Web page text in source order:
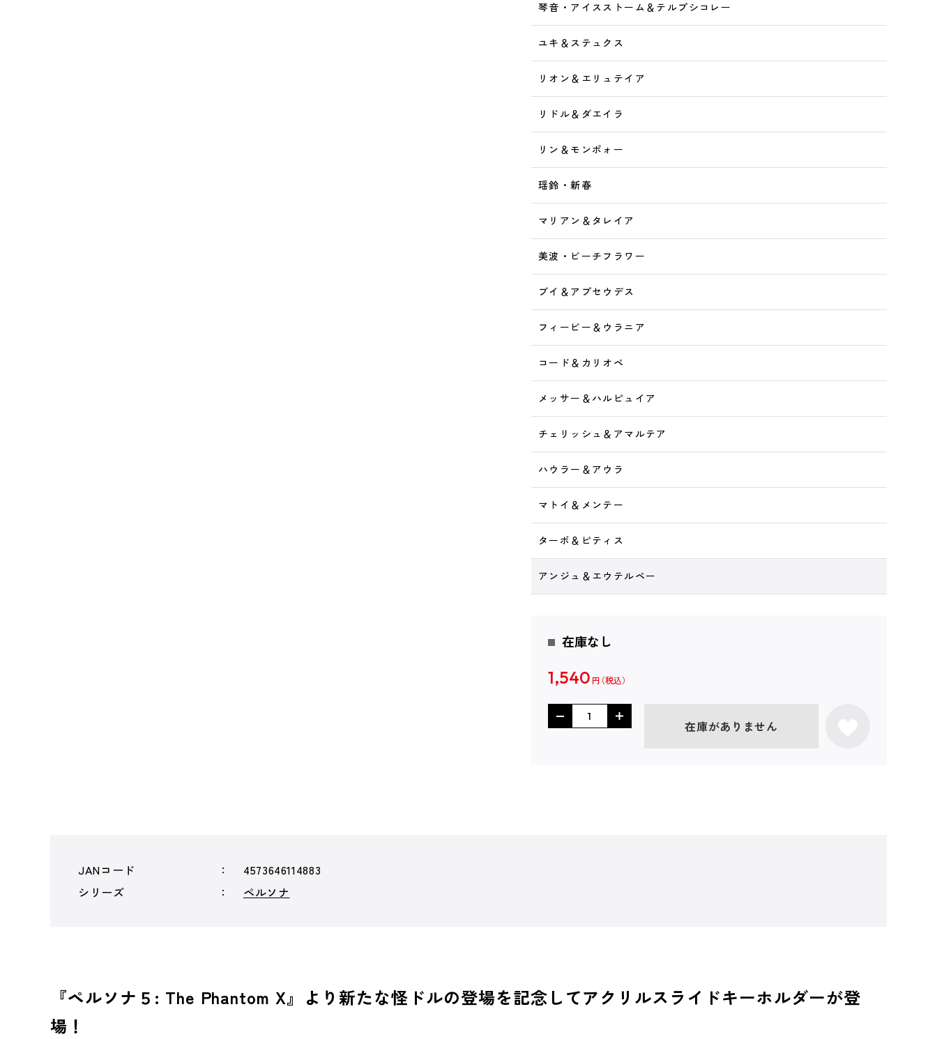
琴音・アイスストーム＆テルプシコレー
ユキ＆ステュクス
リオン＆エリュテイア
リドル＆ダエイラ
リン＆モンポォー
瑶鈴・新春
マリアン＆タレイア
美波・ビーチフラワー
ブイ＆アプセウデス
フィービー＆ウラニア
コード＆カリオペ
メッサー＆ハルピュイア
チェリッシュ＆アマルテア
ハウラー＆アウラ
マトイ＆メンテー
ターボ＆ピティス
アンジュ＆エウテルペー
在庫なし
1,540 円
在庫がありません
JANコード
4573646114883
シリーズ
ペルソナ
『ペルソナ５: The Phantom X』より新たな怪ドルの登場を記念してアクリルスライドキーホルダーが登
場！